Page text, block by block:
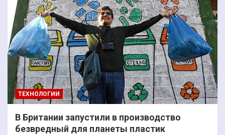
ТЕХНОЛОГИИ
В Британии запустили в производство
безвредный для планеты пластик